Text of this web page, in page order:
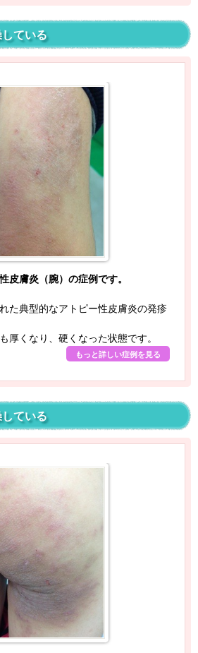
ている
皮膚炎（腕）の症例です。
た典型的なアトピー性皮膚炎の発疹
厚くなり、硬くなった状態です。
もっと詳しい症例を見る
ている